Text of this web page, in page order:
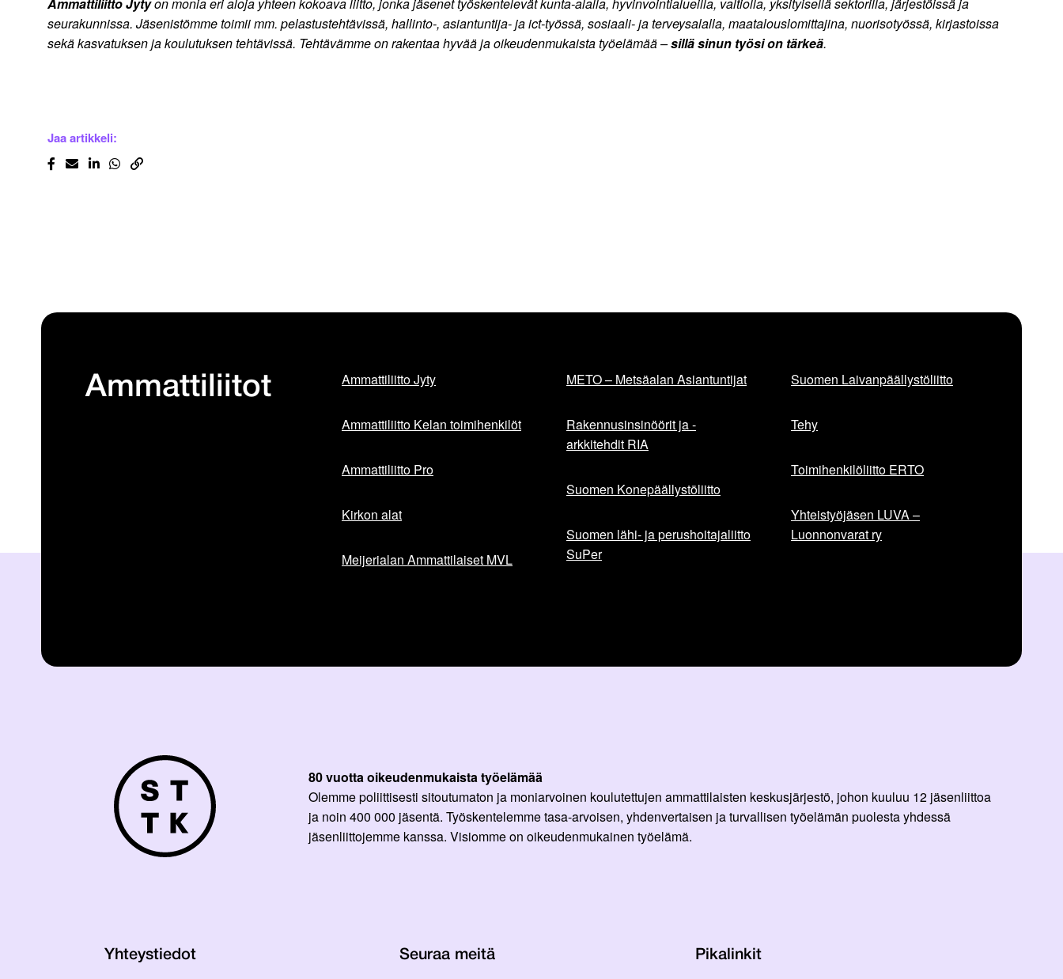
Ammattiliitto Jytyon monia eri aloja yhteen kokoava liitto, jonka jäsenet työskentelevät kunta-alalla, hyvinvointialueilla, valtiolla, yksityisellä sektorilla, järjestöissä ja
seurakunnissa. Jäsenistömme toimii mm. pelastustehtävissä, hallinto-, asiantuntija- ja ict-työssä, sosiaali- ja terveysalalla, maatalouslomittajina, nuorisotyössä, kirjastoissa
sekä kasvatuksen ja koulutuksen tehtävissä. Tehtävämme on rakentaa hyvää ja oikeudenmukaista työelämää –sillä sinun työsi on tärkeä.
Jaa artikkeli:
Ammattiliitot Ammattiliitto Jyty
Ammattiliitto Kelan toimihenkilöt
Ammattiliitto Pro
Kirkon alat
Meijerialan Ammattilaiset MVL
METO – Metsäalan Asiantuntijat
Rakennusinsinöörit ja -
arkkitehdit RIA
Suomen Konepäällystöliitto
Suomen lähi- ja perushoitajaliitto
SuPer
Suomen Laivanpäällystöliitto
Tehy
Toimihenkilöliitto ERTO
Yhteistyöjäsen LUVA –
Luonnonvarat ry
80 vuotta oikeudenmukaista työelämää
Olemme poliittisesti sitoutumaton ja moniarvoinen koulutettujen ammattilaisten keskusjärjestö, johon kuuluu 12 jäsenliittoa
ja noin 400 000 jäsentä. Työskentelemme tasa-arvoisen, yhdenvertaisen ja turvallisen työelämän puolesta yhdessä
jäsenliittojemme kanssa. Visiomme on oikeudenmukainen työelämä.
Yhteystiedot Seuraa meitä Pikalinkit